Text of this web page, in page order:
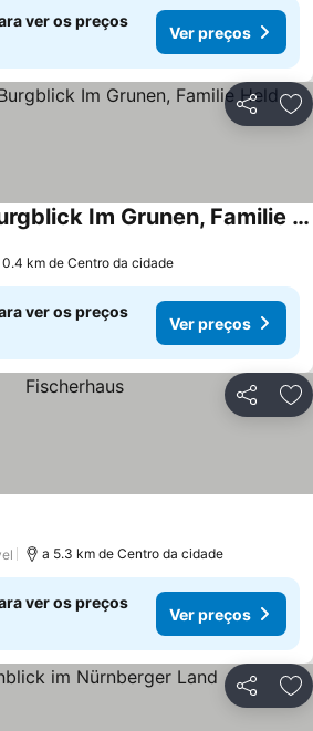
ver os preços
Ver preços
Partilhar
Apartment Mit Burgblick Im Grunen, Familie Held
0.4 km de Centro da cidade
ver os preços
Ver preços
Partilhar
a 5.3 km de Centro da cidade
ver os preços
Ver preços
Partilhar